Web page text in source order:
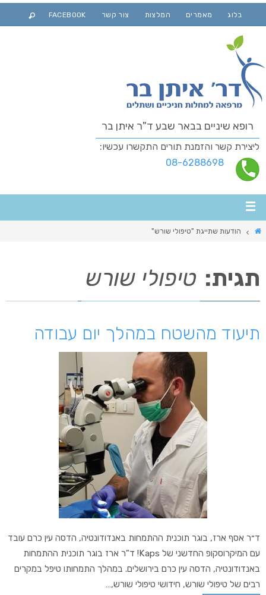
בלוג מאמרים המלצות צור קשר FACEBOOK
רופא שיניים בבאר שבע ד"ר איתן בר
ליצירת קשר והזמנת תורים התקשרו עכשיו:
08-6288698
הודעות שתייגת "טיפולי שורש"
תגית: טיפולי שורש
תיעוד מהשטח במהלך יום עבודה
ד״ר אסף ארז, בוגר תוכנית ההתמחות באנדודונטיה, הדסה עין כרם עובד
עם המיקרוסקופ החדשני של Kaps! ד"ר ארז בוגר תוכנית ההתמחות
באנדודונטיה, הדסה עין כרם בירושלים. במהלך התמחותו טיפל במקרים
רבים של טיפולי שורש, חידושי טיפולי שורש,…